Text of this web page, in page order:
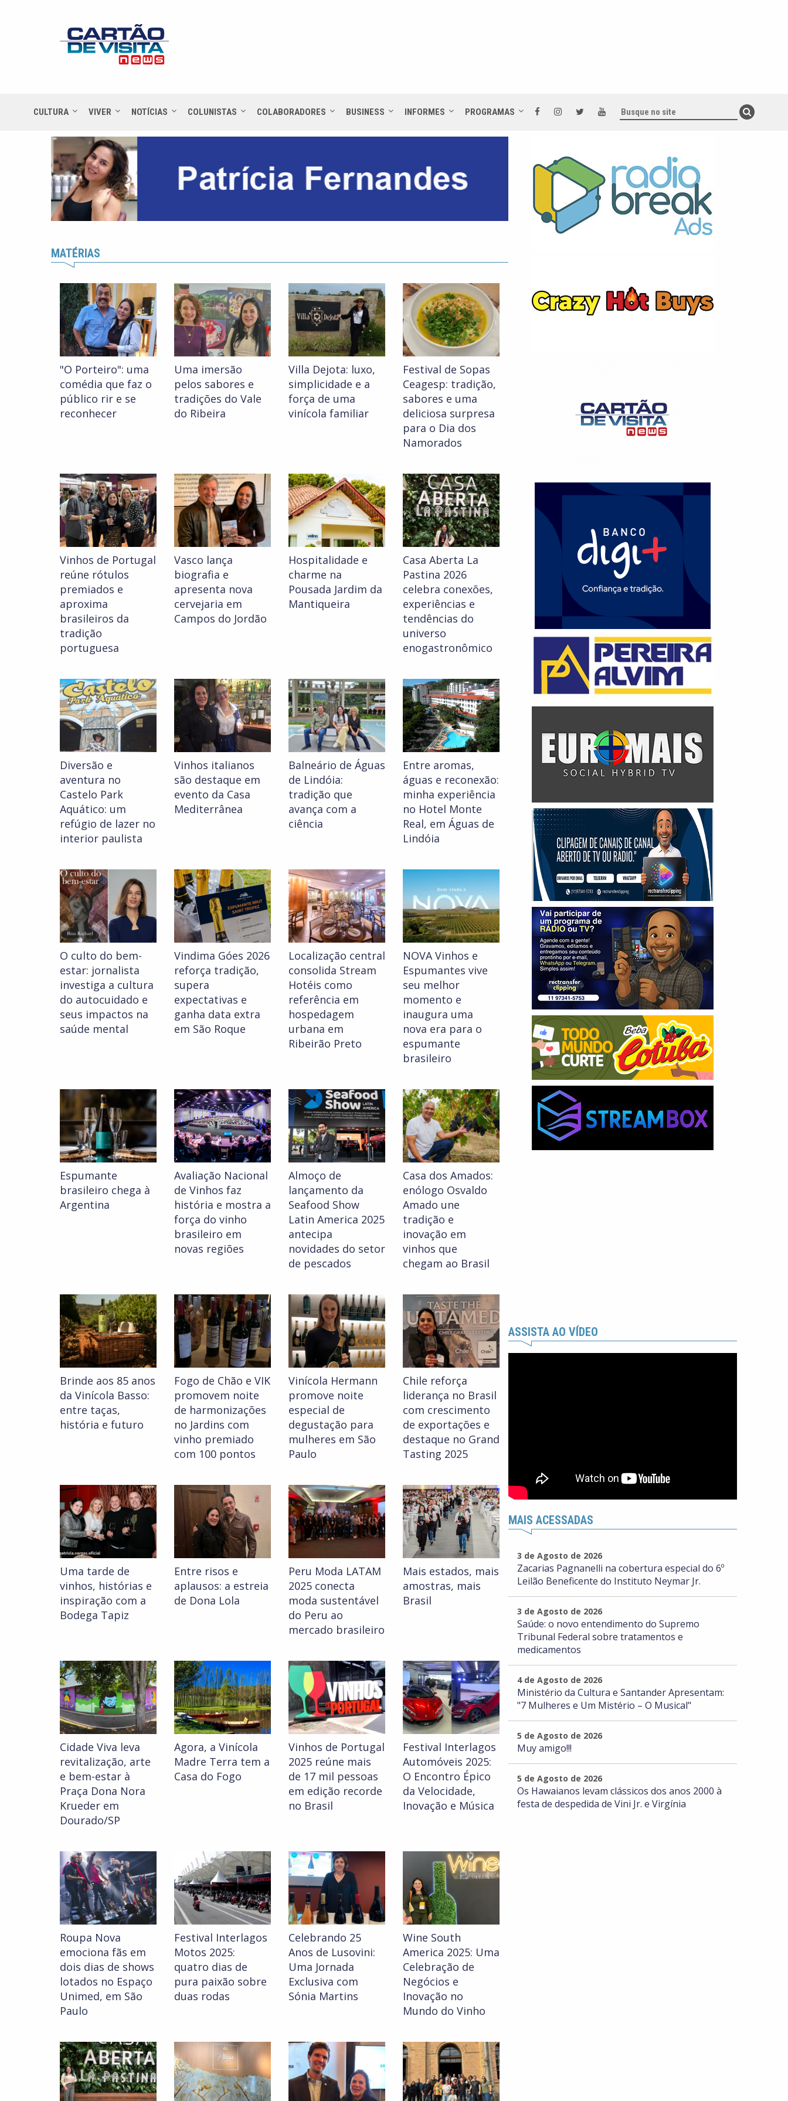
CULTURA VIVER NOTÍCIAS COLUNISTAS COLABORADORES BUSINESS INFORMES PROGRAMAS
MATÉRIAS
"O Porteiro": uma
comédia que faz o
público rir e se
reconhecer
Uma imersão
pelos sabores e
tradições do Vale
do Ribeira
Villa Dejota: luxo,
simplicidade e a
força de uma
vinícola familiar
Festival de Sopas
Ceagesp: tradição,
sabores e uma
deliciosa surpresa
para o Dia dos
Namorados
Vinhos de Portugal
reúne rótulos
premiados e
aproxima
brasileiros da
tradição
portuguesa
Vasco lança
biografia e
apresenta nova
cervejaria em
Campos do Jordão
Hospitalidade e
charme na
Pousada Jardim da
Mantiqueira
Casa Aberta La
Pastina 2026
celebra conexões,
experiências e
tendências do
universo
enogastronômico
Diversão e
aventura no
Castelo Park
Aquático: um
refúgio de lazer no
interior paulista
Vinhos italianos
são destaque em
evento da Casa
Mediterrânea
Balneário de Águas
de Lindóia:
tradição que
avança com a
ciência
Entre aromas,
águas e reconexão:
minha experiência
no Hotel Monte
Real, em Águas de
Lindóia
O culto do bem-
estar: jornalista
investiga a cultura
do autocuidado e
seus impactos na
saúde mental
Vindima Góes 2026
reforça tradição,
supera
expectativas e
ganha data extra
em São Roque
Localização central
consolida Stream
Hotéis como
referência em
hospedagem
urbana em
Ribeirão Preto
NOVA Vinhos e
Espumantes vive
seu melhor
momento e
inaugura uma
nova era para o
espumante
brasileiro
Espumante
brasileiro chega à
Argentina
Avaliação Nacional
de Vinhos faz
história e mostra a
força do vinho
brasileiro em
novas regiões
Almoço de
lançamento da
Seafood Show
Latin America 2025
antecipa
novidades do setor
de pescados
Casa dos Amados:
enólogo Osvaldo
Amado une
tradição e
inovação em
vinhos que
chegam ao Brasil
Brinde aos 85 anos
da Vinícola Basso:
entre taças,
história e futuro
Fogo de Chão e VIK
promovem noite
de harmonizações
no Jardins com
vinho premiado
com 100 pontos
Vinícola Hermann
promove noite
especial de
degustação para
mulheres em São
Paulo
Chile reforça
liderança no Brasil
com crescimento
de exportações e
destaque no Grand
Tasting 2025
Uma tarde de
vinhos, histórias e
inspiração com a
Bodega Tapiz
Entre risos e
aplausos: a estreia
de Dona Lola
Peru Moda LATAM
2025 conecta
moda sustentável
do Peru ao
mercado brasileiro
Mais estados, mais
amostras, mais
Brasil
Cidade Viva leva
revitalização, arte
e bem-estar à
Praça Dona Nora
Krueder em
Dourado/SP
Agora, a Vinícola
Madre Terra tem a
Casa do Fogo
Vinhos de Portugal
2025 reúne mais
de 17 mil pessoas
em edição recorde
no Brasil
Festival Interlagos
Automóveis 2025:
O Encontro Épico
da Velocidade,
Inovação e Música
Roupa Nova
emociona fãs em
dois dias de shows
lotados no Espaço
Unimed, em São
Paulo
Festival Interlagos
Motos 2025:
quatro dias de
pura paixão sobre
duas rodas
Celebrando 25
Anos de Lusovini:
Uma Jornada
Exclusiva com
Sónia Martins
Wine South
America 2025: Uma
Celebração de
Negócios e
Inovação no
Mundo do Vinho
ASSISTA AO VÍDEO
MAIS ACESSADAS
3 de Agosto de 2026
Zacarias Pagnanelli na cobertura especial do 6º
Leilão Beneficente do Instituto Neymar Jr.
3 de Agosto de 2026
Saúde: o novo entendimento do Supremo
Tribunal Federal sobre tratamentos e
medicamentos
4 de Agosto de 2026
Ministério da Cultura e Santander Apresentam:
"7 Mulheres e Um Mistério – O Musical"
5 de Agosto de 2026
Muy amigo!!!
5 de Agosto de 2026
Os Hawaianos levam clássicos dos anos 2000 à
festa de despedida de Vini Jr. e Virgínia